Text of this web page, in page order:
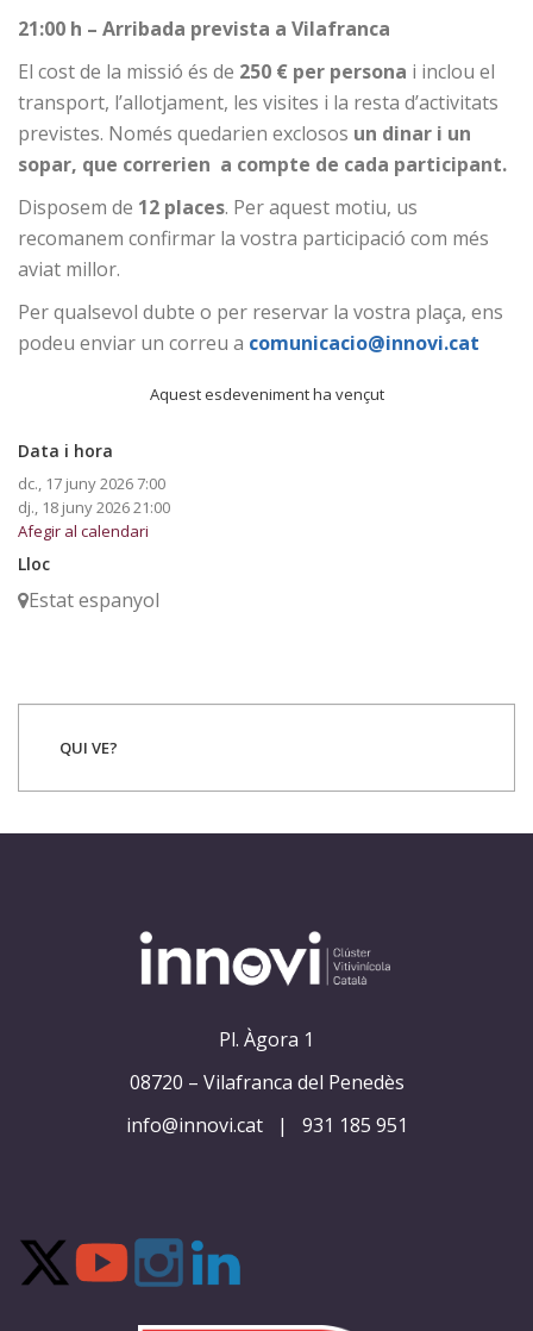
21:00 h – Arribada prevista a Vilafranca
El cost de la missió és de 250 € per persona i inclou el
transport, l’allotjament, les visites i la resta d’activitats
previstes. Només quedarien exclosos un dinar i un
sopar, que correrien a compte de cada participant.
Disposem de 12 places. Per aquest motiu, us
recomanem confirmar la vostra participació com més
aviat millor.
Per qualsevol dubte o per reservar la vostra plaça, ens
podeu enviar un correu a comunicacio@innovi.cat
Aquest esdeveniment ha vençut
Data i hora
dc., 17 juny 2026 7:00
dj., 18 juny 202621:00
Afegir al calendari
Lloc
Estat espanyol
QUI VE?
Pl. Àgora 1
08720 – Vilafranca del Penedès
info@innovi.cat
| 931 185 951